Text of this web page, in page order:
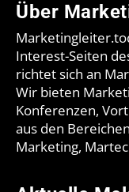
Über
Interest-Seiten
richtet sich an
Wir bieten
Konferenzen,
aus den
Marketing,